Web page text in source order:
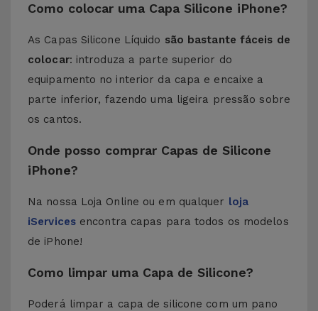
Como colocar uma Capa Silicone iPhone?
As Capas Silicone Líquido são bastante fáceis de
colocar: introduza a parte superior do
equipamento no interior da capa e encaixe a
parte inferior, fazendo uma ligeira pressão sobre
os cantos.
Onde posso comprar Capas de Silicone
iPhone?
Na nossa Loja Online ou em qualquer loja
iServicesencontra capas para todos os modelos
de iPhone!
Como limpar uma Capa de Silicone?
Poderá limpar a capa de silicone com um pano